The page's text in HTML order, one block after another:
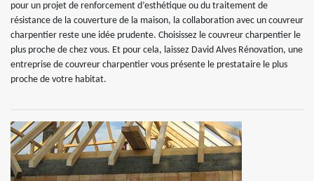
pour un projet de renforcement d’esthétique ou du traitement de
résistance de la couverture de la maison, la collaboration avec un couvreur
charpentier reste une idée prudente. Choisissez le couvreur charpentier le
plus proche de chez vous. Et pour cela, laissez David Alves Rénovation, une
entreprise de couvreur charpentier vous présente le prestataire le plus
proche de votre habitat.